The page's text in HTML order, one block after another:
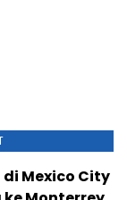
Mexico City